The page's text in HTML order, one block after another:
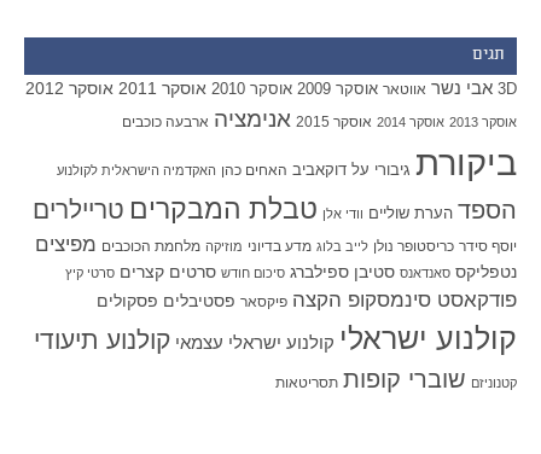
תגים
3D אבי נשר אווטאר אוסקר 2009 אוסקר 2010 אוסקר 2011 אוסקר 2012
אוסקר 2013 אוסקר 2014 אוסקר 2015 אנימציה ארבעה כוכבים
ביקורת גיבורי על דוקאביב האחים כהן האקדמיה הישראלית לקולנוע
הספד הערת שוליים וודי אלן טבלת המבקרים טריילרים
יוסף סידר כריסטופר נולן לייב בלוג מדע בדיוני מוזיקה מלחמת הכוכבים מפיצים
נטפליקס סאנדאנס סטיבן ספילברג סיכום חודש סרטים קצרים סרטי קיץ
פודקאסט סינמסקופ הקצה פיקסאר פסטיבלים פסקולים
קולנוע ישראלי קולנוע ישראלי עצמאי קולנוע תיעודי
קטנוניזם שוברי קופות תסריטאות